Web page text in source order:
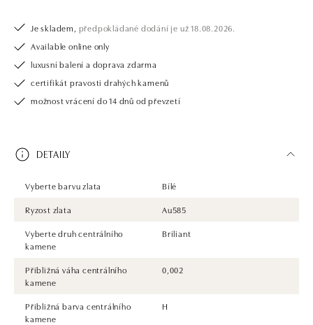
Je skladem, předpokládané dodání je už 18.08.2026.
Available online only
luxusní balení a doprava zdarma
certifikát pravosti drahých kamenů
možnost vrácení do 14 dnů od převzetí
DETAILY
Vyberte barvu zlata
Bílé
Ryzost zlata
Au585
Vyberte druh centrálního
kamene
Briliant
Přibližná váha centrálního
kamene
0,002
Přibližná barva centrálního
kamene
H